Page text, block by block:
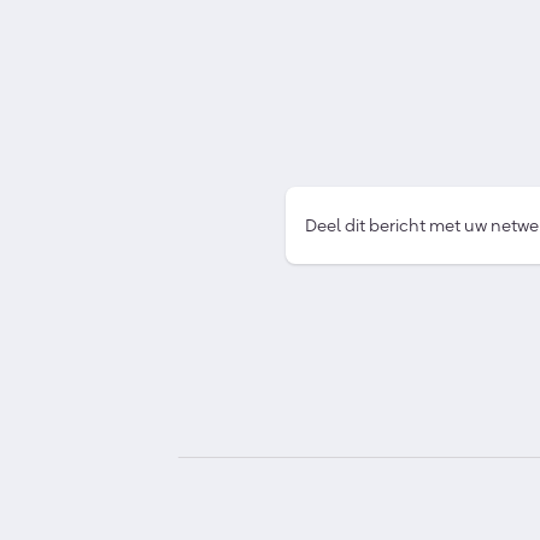
Deel dit bericht met uw